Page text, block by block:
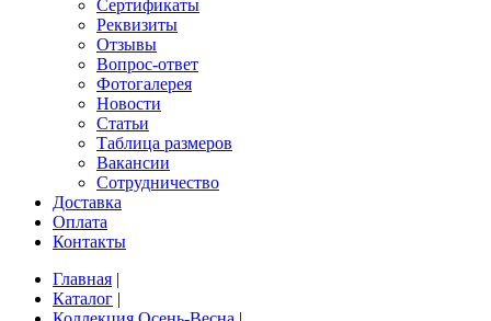
Сертификаты
Реквизиты
Отзывы
Вопрос-ответ
Фотогалерея
Новости
Статьи
Таблица размеров
Вакансии
Сотрудничество
Доставка
Оплата
Контакты
Главная |
Каталог |